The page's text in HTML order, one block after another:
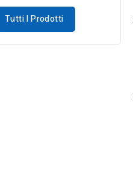
Tutti I Prodotti